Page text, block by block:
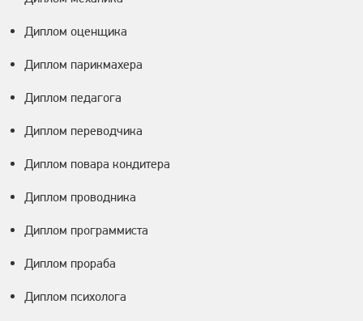
Диплом оценщика
Диплом парикмахера
Диплом педагога
Диплом переводчика
Диплом повара кондитера
Диплом проводника
Диплом программиста
Диплом прораба
Диплом психолога